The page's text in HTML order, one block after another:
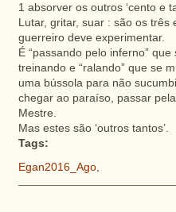
1 absorver os outros ‘cento e
Lutar, gritar, suar : são os três
guerreiro deve experimentar.
É “passando pelo inferno”
treinando e “ralando” que se
uma bússola para não
chegar ao paraíso, passar
Mestre.
Mas estes são ‘outros tantos’.
Tags:
Egan2016_Ago,